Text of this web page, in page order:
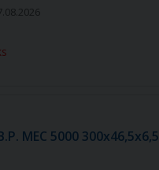
MEC 5000 300x46,5x6,5